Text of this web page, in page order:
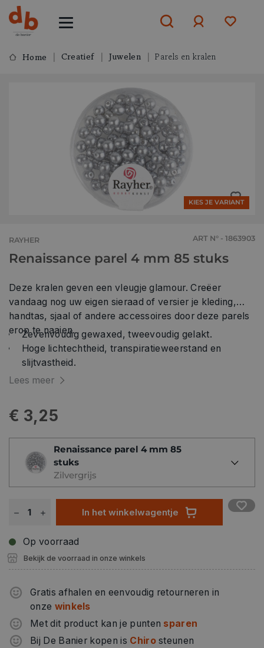
ofaanmelden
Home Creatief Juwelen Parels en kralen
KIES JE VARIANT
RAYHER ART N° - 1863903
Renaissance parel 4 mm 85 stuks
Deze kralen geven een vleugje glamour. Creëer
vandaag nog uw eigen sieraad of versier je kleding,
handtas, sjaal of andere accessoires door deze parels
erop te naaien.
Zevenvoudig gewaxed, tweevoudig gelakt.
Hoge lichtechtheid, transpiratieweerstand en
slijtvastheid.
Met de hand wasbaar op 30°C
Lees meer
€ 3,25
Renaissance parel 4 mm 85
stuks
Zilvergrijs
In het winkelwagentje
Op voorraad
Bekijk de voorraad in onze winkels
Gratis afhalen en eenvoudig retourneren in
onze winkels
Met dit product kan je punten sparen
Bij De Banier kopen is Chirosteunen